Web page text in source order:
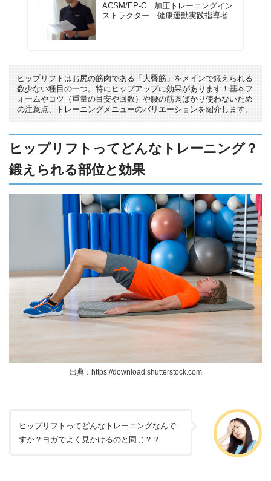
ACSM/EP-C 加圧トレーニングイン
ストラクター 健康運動実践指導者
ヒップリフトはお尻の筋肉である「大臀筋」をメインで鍛えられる
数少ない種目の一つ。特にヒップアップに効果があります！基本フ
ォームやコツ（重量の目安や回数）や腰の筋肉ばかり使わないため
の注意点、トレーニングメニューのバリエーションを紹介します。
ヒップリフトってどんなトレーニング？
鍛えられる部位と効果
出典：https://download.shutterstock.com
ヒップリフトってどんなトレーニングなんで
すか？ヨガでよく見かけるのと同じ？？